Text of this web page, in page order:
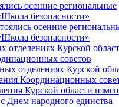
осенние региональные
безопасности»
отделениях Курской
советов
Курской области
Днем народного единства